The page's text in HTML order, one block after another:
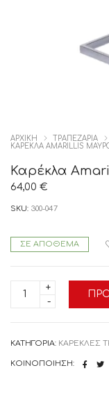
ΑΡΧΙΚΉ ΤΡΑΠΕΖΑΡΙΑ
ΚΑΡΈΚΛΑ AMARILLIS
Καρέκλα
64,00 €
SKU: 300-047
ΣΕ ΑΠΌΘΕΜΑ
Καρέκλα
Amarillis
ΚΑΤΗΓΟΡΊΑ: ΚΑΡΕΚΛΕΣ
ΚΟΙΝΟΠΟΊΗΣΗ: